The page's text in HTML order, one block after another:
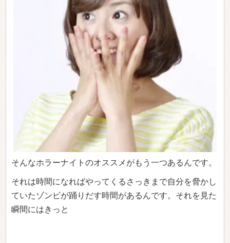
そんなホラーナイトのオススメがもう一つあるんです。
それは時間になればやってくるさっきまで自分を脅かし
ていたゾンビが踊りだす時間があるんです。それを見た
瞬間にはきっと